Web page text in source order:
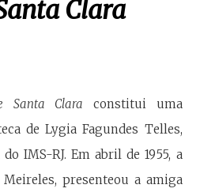
Clara
Santa Clara constitui uma
de Lygia Fagundes Telles,
IMS-RJ. Em abril de 1955, a
presenteou a amiga